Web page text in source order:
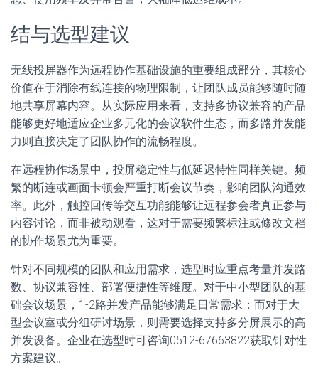
结与选型建议
无线投屏器作为远程协作基础设施的重要组成部分，其核心
价值在于消除有线连接的物理限制，让团队成员能够随时随
地共享屏幕内容。从实际应用来看，支持多协议兼容的产品
能够更好地适应企业多元化的会议软件生态，而多路并发能
力则直接决定了团队协作的流畅程度。
在远程协作场景中，投屏稳定性与低延迟特性同样关键。频
繁的断连或画面卡顿会严重打断会议节奏，影响团队沟通效
率。此外，触控回传等交互功能能够让远程参会者真正参与
内容讨论，而非被动观看，这对于需要频繁标注或修改文档
的协作场景尤为重要。
针对不同规模的团队和应用需求，选型时应重点考量并发路
数、协议兼容性、部署便捷性等维度。对于中小型团队的基
础会议场景，1-2路并发产品能够满足日常需求；而对于大
型会议室或分组研讨场景，则需要选择支持多分屏展示的高
并发设备。企业在选型时可咨询0512-67663822获取针对性
方案建议。